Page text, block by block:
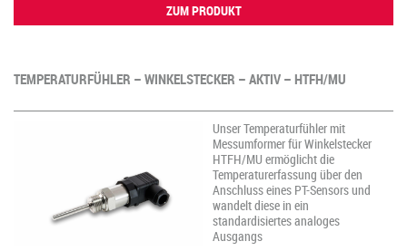
ZUM PRODUKT
TEMPERATURFÜHLER – WINKELSTECKER – AKTIV – HTFH/MU
Unser Temperaturfühler mit
Messumformer für Winkelstecker
HTFH/MU ermöglicht die
Temperaturerfassung über den
Anschluss eines PT-Sensors und
wandelt diese in ein
standardisiertes analoges
Ausgangs